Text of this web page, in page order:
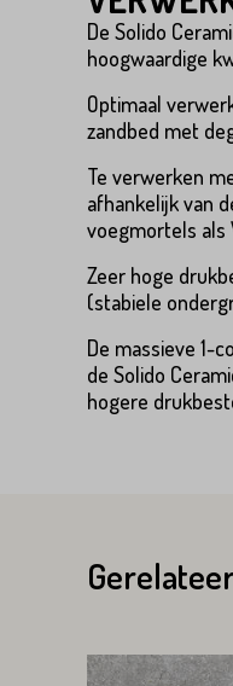
De Solido
hoogwaardige
Optimaal
zandbed met
Te verwerken
afhankelijk van
voegmortels als
Zeer hoge
(stabiele
De massieve 1-
de Solido
hogere